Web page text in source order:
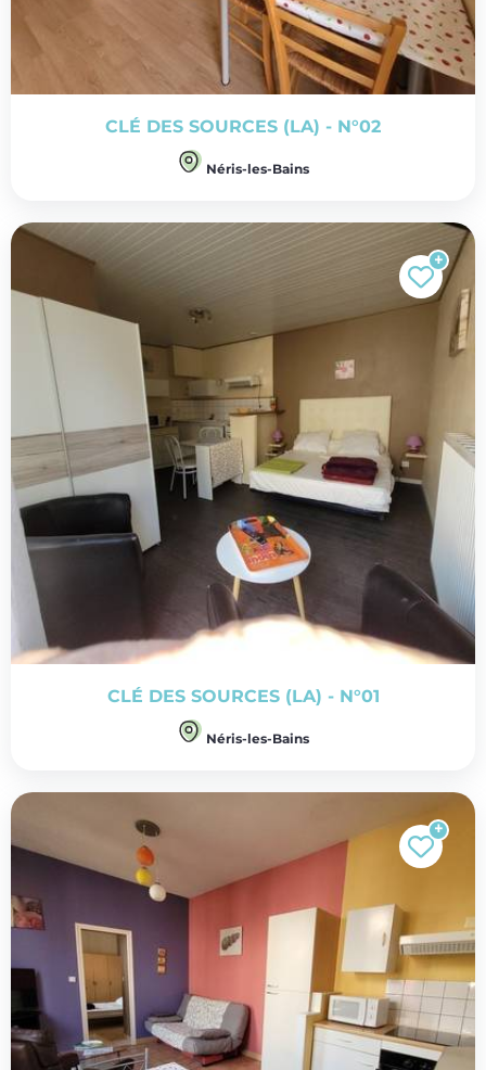
CLÉ DES SOURCES (LA) - N°02
Néris-les-Bains
CLÉ DES SOURCES (LA) - N°01
Néris-les-Bains